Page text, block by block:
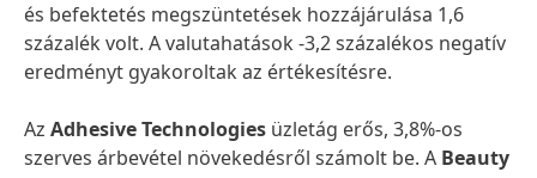
és befektetés megszüntetések hozzájárulása 1,6
százalék volt. A valutahatások -3,2 százalékos negatív
eredményt gyakoroltak az értékesítésre.
Az Adhesive Technologies üzletág erős, 3,8%-os
szerves árbevétel növekedésről számolt be. A Beauty